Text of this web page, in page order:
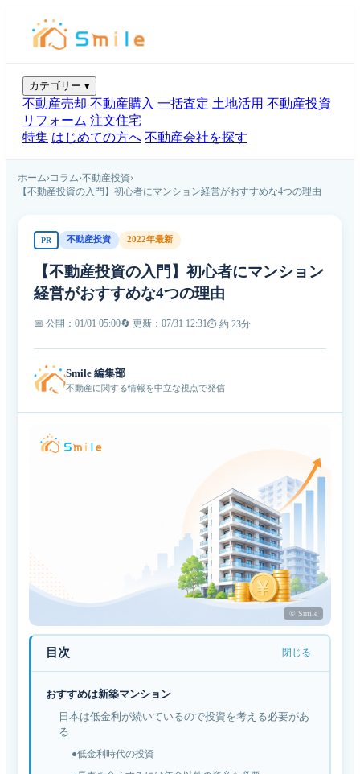
カテゴリー ▾
不動産売却 不動産購入 一括査定 土地活用 不動産投資
リフォーム 注文住宅
特集 はじめての方へ 不動産会社を探す
ホーム›コラム›不動産投資›
【不動産投資の入門】初心者にマンション経営がおすすめな4つの理由
PR 不動産投資 2022年最新
【不動産投資の入門】初心者にマンション
経営がおすすめな4つの理由
📅 公開：01/01 05:00🔄 更新：07/31 12:31⏱ 約 23分
Smile 編集部
不動産に関する情報を中立な視点で発信
© Smile
目次 閉じる
おすすめは新築マンション
日本は低金利が続いているので投資を考える必要があ
る
●低金利時代の投資